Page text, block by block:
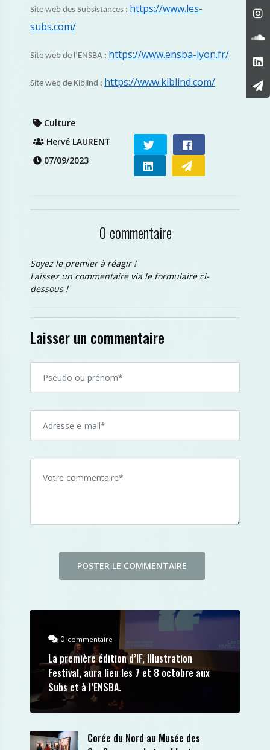
Site web des Subsistances : https://www.les-
subs.com/
Site web de l’ENSBA : https://www.ensba-lyon.fr/
Site web de Kiblind : https://www.kiblind.com/
Culture
Hervé LAURENT
07/09/2023
0 commentaire
Soyez le premier à réagir !
Laissez un commentaire via le formulaire ci-
dessous !
Laisser un commentaire
0 commentaire
La première édition d’IF, Illustration
Festival, aura lieu les 7 et 8 octobre aux
Subs et à l’ENSBA.
Corée du Nord au Musée des